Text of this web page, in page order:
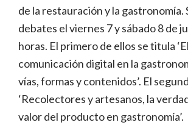
de la restauración y la gastronomía.
debates el viernes 7 y sábado 8 de
horas. El primero de ellos se titula
comunicación digital en la
vías, formas y contenidos’. El
‘Recolectores y artesanos, la
valor del producto en gastronomía’.